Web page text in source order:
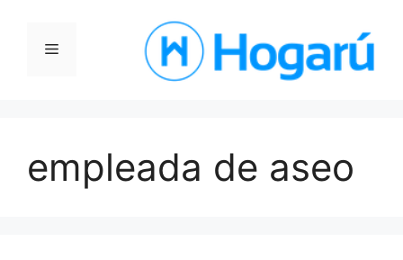
contenidoMenú
empleada de aseo